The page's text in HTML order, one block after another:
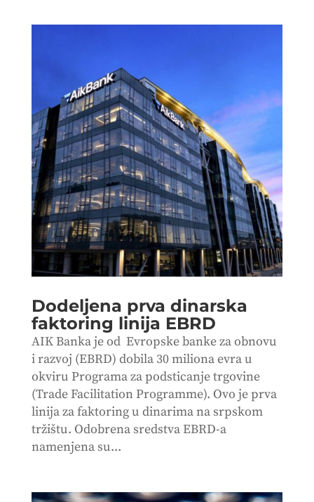
Dodeljena prva dinarska
faktoring linija EBRD
AIK Banka je od Evropske banke za obnovu
i razvoj (EBRD) dobila 30 miliona evra u
okviru Programa za podsticanje trgovine
(Trade Facilitation Programme). Ovo je prva
linija za faktoring u dinarima na srpskom
tržištu. Odobrena sredstva EBRD-a
namenjena su...